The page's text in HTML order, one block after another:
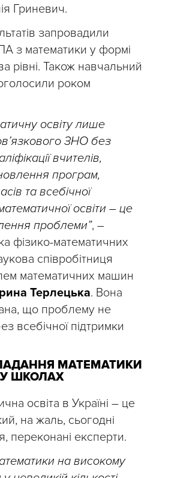
Гриневич.
запровадили
з математики у формі
рівні. Також навчальний
роком
освіту лише
ЗНО без
вчителів,
програм,
та всебічної
освіти – це
проблеми”, –
фізико-математичних
співробітниця
математичних машин
Терлецька. Вона
що проблему не
всебічної підтримки
МАТЕМАТИКИ
У ШКОЛАХ
освіта в Україні – це
на жаль, сьогодні
переконані експерти.
на високому